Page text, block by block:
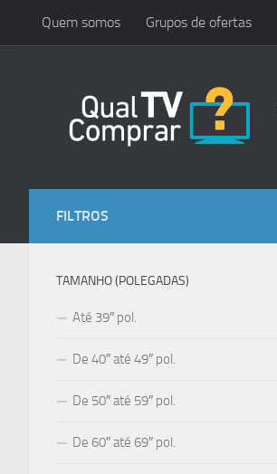
Skip to content
Quem somos Grupos de ofertas
FILTROS
TAMANHO (POLEGADAS)
Até 39″ pol.
De 40″ até 49″ pol.
De 50″ até 59″ pol.
De 60″ até 69″ pol.